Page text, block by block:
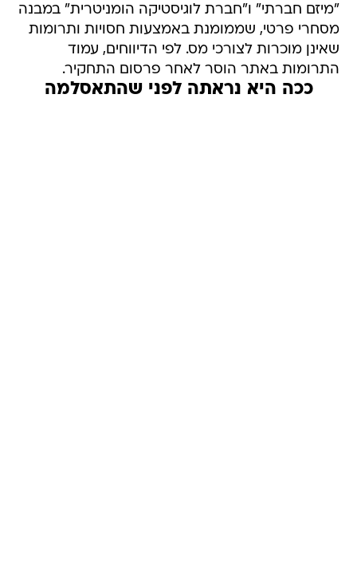
"מיזם חברתי" ו"חברת לוגיסטיקה הומניטרית" במבנה
מסחרי פרטי, שממומנת באמצעות חסויות ותרומות
שאינן מוכרות לצורכי מס. לפי הדיווחים, עמוד
התרומות באתר הוסר לאחר פרסום התחקיר.
ככה היא נראתה לפני שהתאסלמה